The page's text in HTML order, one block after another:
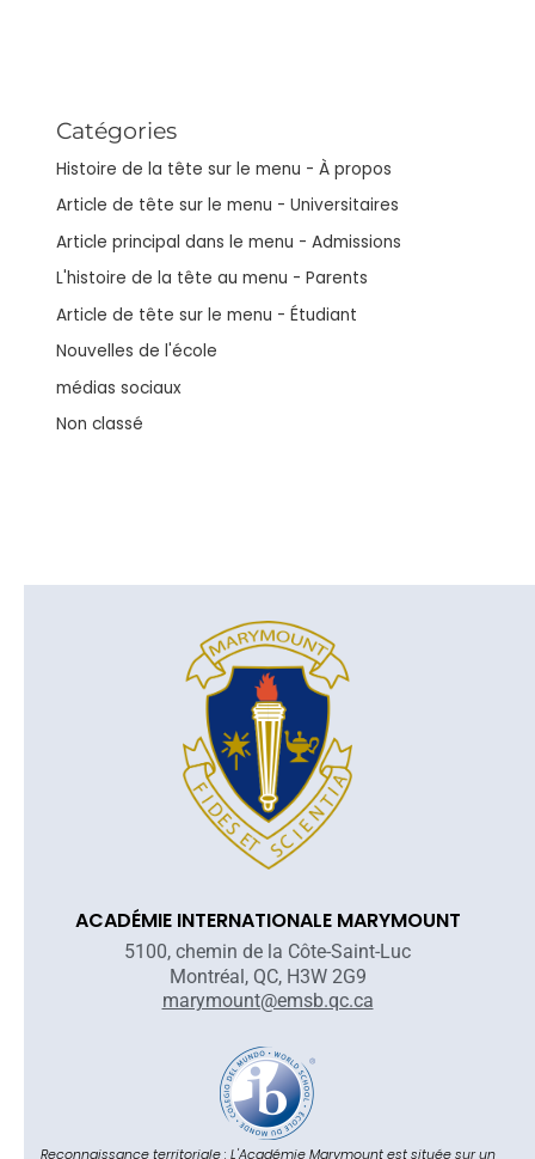
Catégories
Histoire de la tête sur le menu - À propos
Article de tête sur le menu - Universitaires
Article principal dans le menu - Admissions
L'histoire de la tête au menu - Parents
Article de tête sur le menu - Étudiant
Nouvelles de l'école
médias sociaux
Non classé
ACADÉMIE INTERNATIONALE MARYMOUNT
5100, chemin de la Côte-Saint-Luc
Montréal, QC, H3W 2G9
marymount@emsb.qc.ca
Reconnaissance territoriale : L'Académie Marymount est située sur un